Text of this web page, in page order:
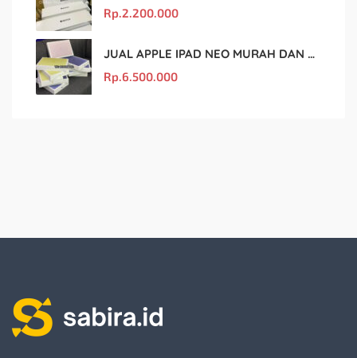
Rp. 2.200.000
JUAL APPLE IPAD NEO MURAH DAN ORIGINAL
Rp. 6.500.000